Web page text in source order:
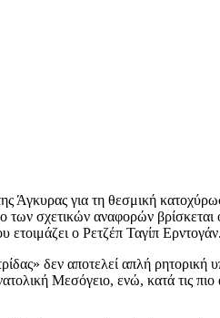
Άγκυρας για τη θεσμική
των σχετικών αναφορών
ετοιμάζει ο Ρετζέπ Ταγίπ Ερντογάν.
δεν αποτελεί απλή ρητορική
Μεσόγειο, ενώ, κατά τις